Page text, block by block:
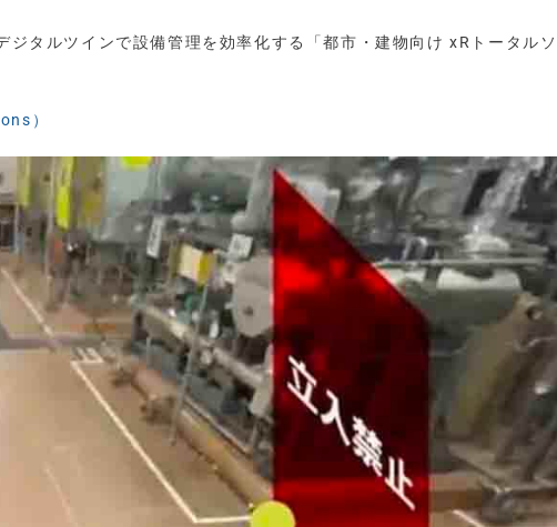
ジタルツインで設備管理を効率化する「都市・建物向け xRトータル
）